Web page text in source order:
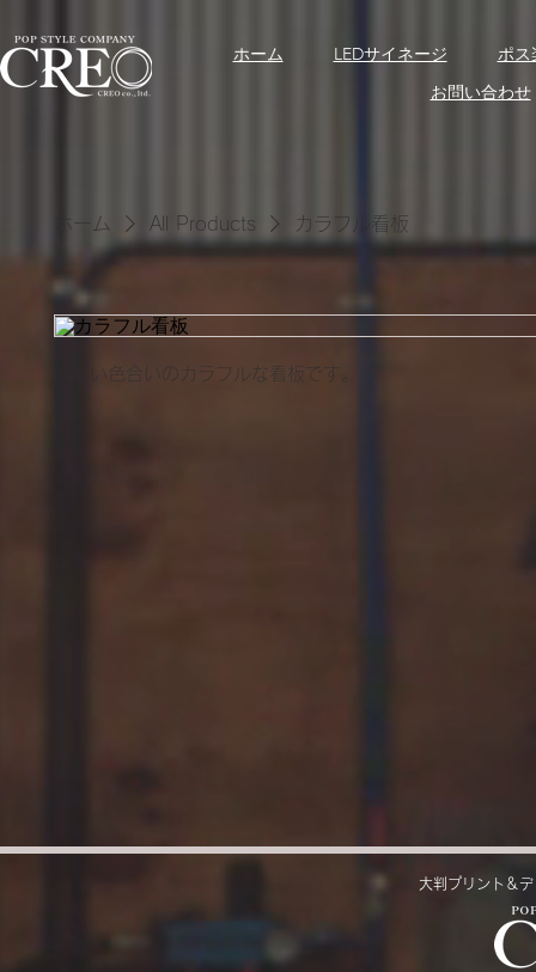
ホーム LEDサイネージ
ポス
お問い合わせ
ホーム All Products カラフル看板
明るい色合いのカラフルな看板です。
大判プリント＆